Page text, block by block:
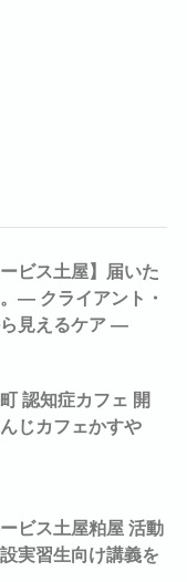
ビス土屋】届いた
― クライアント・
見えるケア ―
認知症カフェ 開
じカフェかすや
ービス土屋粕屋 活動
実習生向け講義を